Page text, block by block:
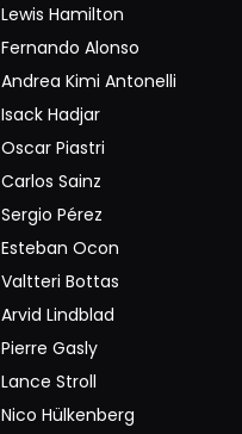
Lewis Hamilton
Fernando Alonso
Andrea Kimi Antonelli
Isack Hadjar
Oscar Piastri
Carlos Sainz
Sergio Pérez
Esteban Ocon
Valtteri Bottas
Arvid Lindblad
Pierre Gasly
Lance Stroll
Nico Hülkenberg